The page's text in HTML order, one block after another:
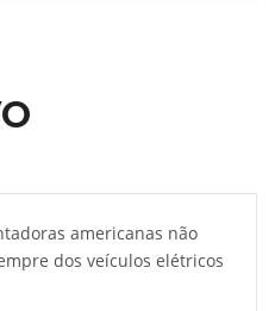
americanas não
dos veículos elétricos